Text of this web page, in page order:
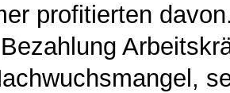
profitierten